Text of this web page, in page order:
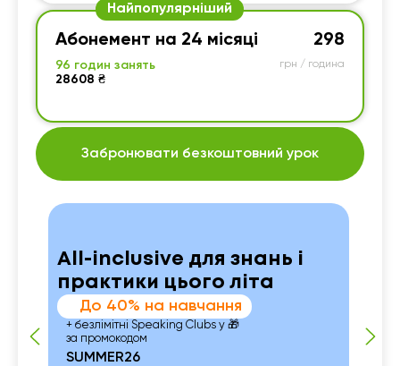
Найпопулярніший
Абонемент на 24 місяці
96 годин занять
28608 ₴
298
грн / година
Забронювати безкоштовний урок
All-inclusive для знань і
практики цього літа
До 40% на навчання
+ безлімітні Speaking Clubs у 🎁
за промокодом
SUMMER26